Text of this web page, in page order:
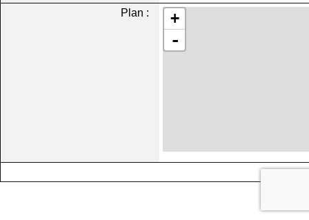
Plan :
+
-